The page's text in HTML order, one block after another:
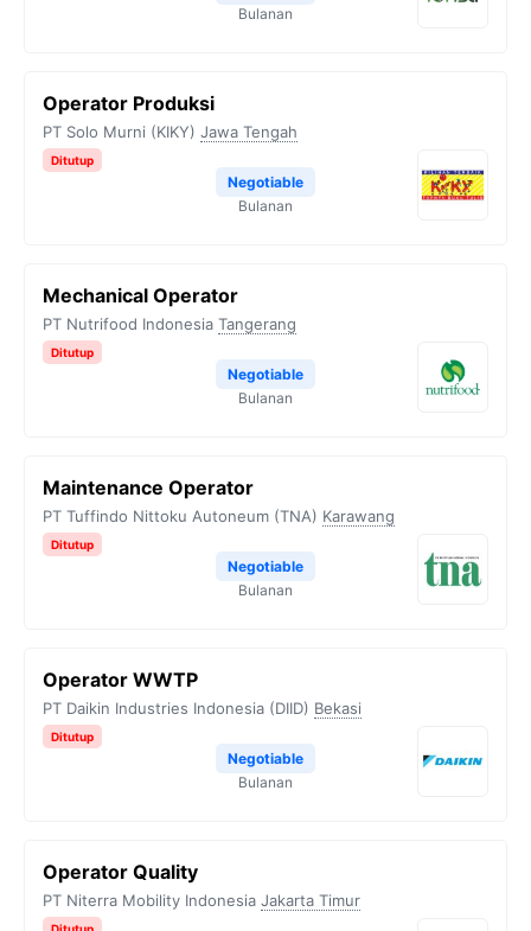
Bulanan
Operator Produksi
PT Solo Murni (KIKY) Jawa Tengah
Ditutup
Negotiable
Bulanan
Mechanical Operator
PT Nutrifood Indonesia Tangerang
Ditutup
Negotiable
Bulanan
Maintenance Operator
PT Tuffindo Nittoku Autoneum (TNA) Karawang
Ditutup
Negotiable
Bulanan
Operator WWTP
PT Daikin Industries Indonesia (DIID) Bekasi
Ditutup
Negotiable
Bulanan
Operator Quality
PT Niterra Mobility Indonesia Jakarta Timur